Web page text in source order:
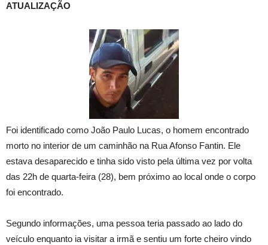
ATUALIZAÇÃO
Foi identificado como João Paulo Lucas, o homem encontrado
morto no interior de um caminhão na Rua Afonso Fantin. Ele
estava desaparecido e tinha sido visto pela última vez por volta
das 22h de quarta-feira (28), bem próximo ao local onde o corpo
foi encontrado.
Segundo informações, uma pessoa teria passado ao lado do
veículo enquanto ia visitar a irmã e sentiu um forte cheiro vindo